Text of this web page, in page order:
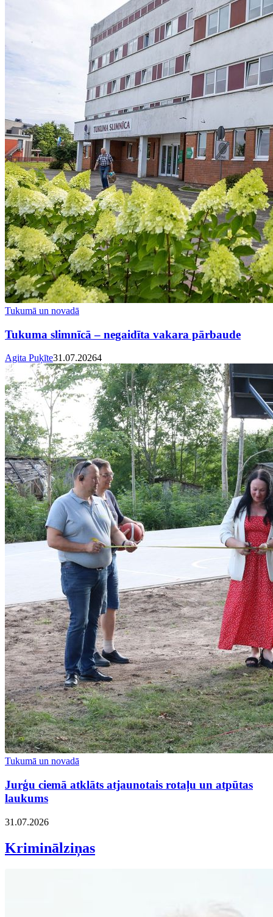
Tukumā un novadā
Tukuma slimnīcā – negaidīta vakara pārbaude
Agita Puķīte31.07.20264
Tukumā un novadā
Jurģu ciemā atklāts atjaunotais rotaļu un atpūtas
laukums
31.07.2026
Kriminālziņas